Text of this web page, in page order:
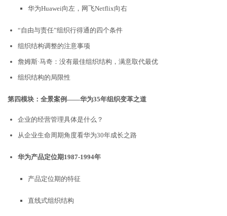
华为Huawei向左，网飞Netflix向右
“自由与责任”组织行得通的四个条件
组织结构调整的注意事项
詹姆斯·马奇：没有最佳组织结构，满意取代最优
组织结构的局限性
第四模块：全景案例——华为35年组织变革之道
企业的经营管理具体是什么？
从企业生命周期角度看华为30年成长之路
华为产品定位期 1987-1994年
产品定位期的特征
直线式组织结构